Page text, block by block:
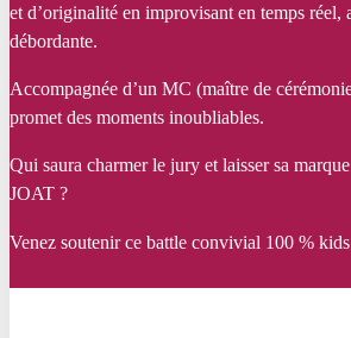
et d’originalité en improvisant en temps réel,
débordante.
Accompagnée d’un MC (maître de
promet des moments inoubliables.
Qui saura charmer le jury et laisser sa
JOAT ?
Venez soutenir ce battle convivial 100 %